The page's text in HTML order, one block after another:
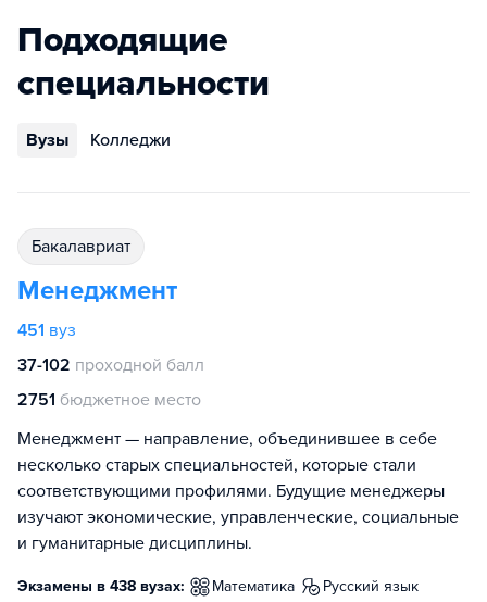
Подходящие
специальности
Вузы Колледжи
бакалавриат
Менеджмент
451 вуз
37-102 проходной балл
2751 бюджетное место
Менеджмент — направление, объединившее в себе
несколько старых специальностей, которые стали
соответствующими профилями. Будущие менеджеры
изучают экономические, управленческие, социальные
и гуманитарные дисциплины.
Экзамены в 438 вузах: математика
русский язык